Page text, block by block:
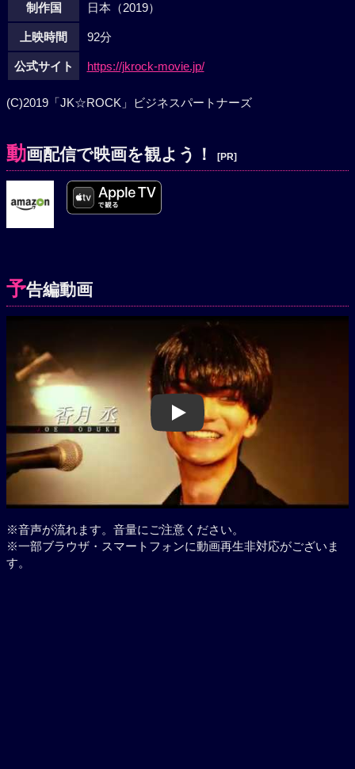
制作国 日本（2019）
上映時間 92分
公式サイト https://jkrock-movie.jp/
(C)2019「JK☆ROCK」ビジネスパートナーズ
動画配信で映画を観よう！ [PR]
予告編動画
Play
※音声が流れます。音量にご注意ください。
※一部ブラウザ・スマートフォンに動画再生非対応がございま
す。